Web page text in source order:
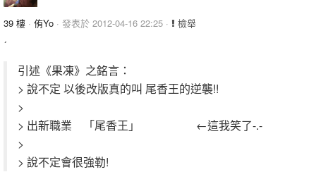
39 樓 · 侑Yo · 發表於 2012-04-16 22:25 · 檢舉
ˊ
引述《果凍》之銘言：
> 說不定 以後改版真的叫 尾香王的逆襲!!
>
> 出新職業 「尾香王」 ←這我笑了-.-
>
> 說不定會很強勒!